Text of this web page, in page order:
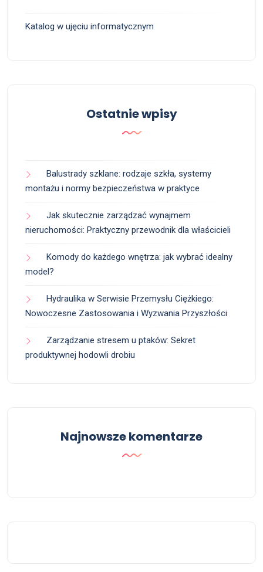
Katalog w ujęciu informatycznym
Ostatnie wpisy
Balustrady szklane: rodzaje szkła, systemy
montażu i normy bezpieczeństwa w praktyce
Jak skutecznie zarządzać wynajmem
nieruchomości: Praktyczny przewodnik dla właścicieli
Komody do każdego wnętrza: jak wybrać idealny
model?
Hydraulika w Serwisie Przemysłu Ciężkiego:
Nowoczesne Zastosowania i Wyzwania Przyszłości
Zarządzanie stresem u ptaków: Sekret
produktywnej hodowli drobiu
Najnowsze komentarze